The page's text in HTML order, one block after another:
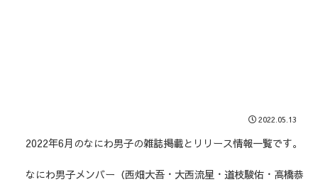
2022.05.13
2022年6月のなにわ男子の雑誌掲載とリリース情報一覧です。
なにわ男子メンバー（西畑大吾・大西流星・道枝駿佑・高橋恭